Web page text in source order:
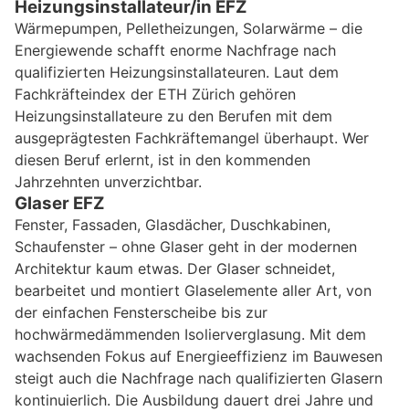
Heizungsinstallateur/in EFZ
Wärmepumpen, Pelletheizungen, Solarwärme – die
Energiewende schafft enorme Nachfrage nach
qualifizierten Heizungsinstallateuren. Laut dem
Fachkräfteindex der ETH Zürich gehören
Heizungsinstallateure zu den Berufen mit dem
ausgeprägtesten Fachkräftemangel überhaupt. Wer
diesen Beruf erlernt, ist in den kommenden
Jahrzehnten unverzichtbar.
Glaser EFZ
Fenster, Fassaden, Glasdächer, Duschkabinen,
Schaufenster – ohne Glaser geht in der modernen
Architektur kaum etwas. Der Glaser schneidet,
bearbeitet und montiert Glaselemente aller Art, von
der einfachen Fensterscheibe bis zur
hochwärmedämmenden Isolierverglasung. Mit dem
wachsenden Fokus auf Energieeffizienz im Bauwesen
steigt auch die Nachfrage nach qualifizierten Glasern
kontinuierlich. Die Ausbildung dauert drei Jahre und